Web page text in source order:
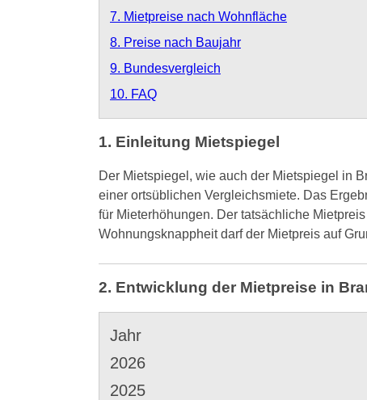
7. Mietpreise nach Wohnfläche
8. Preise nach Baujahr
9. Bundesvergleich
10. FAQ
1. Einleitung Mietspiegel
Der Mietspiegel, wie auch der Mietspiegel in
einer ortsüblichen Vergleichsmiete. Das
für Mieterhöhungen. Der tatsächliche
Wohnungsknappheit darf der Mietpreis auf
2. Entwicklung der Mietpreise in
Jahr
2026
2025